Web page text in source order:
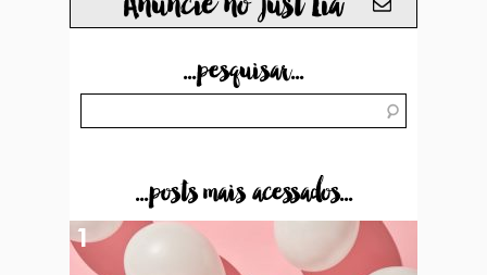
...pesquisar...
...posts mais acessados...
1